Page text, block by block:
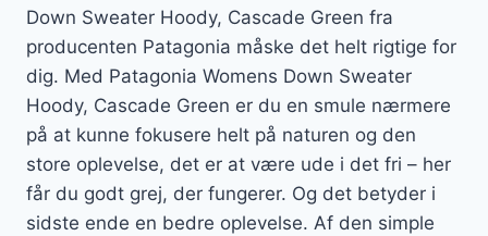
Down Sweater Hoody, Cascade Green fra
producenten Patagonia måske det helt rigtige for
dig. Med Patagonia Womens Down Sweater
Hoody, Cascade Green er du en smule nærmere
på at kunne fokusere helt på naturen og den
store oplevelse, det er at være ude i det fri – her
får du godt grej, der fungerer. Og det betyder i
sidste ende en bedre oplevelse. Af den simple